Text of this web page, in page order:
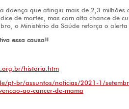
doença que atingiu mais de 2,3
de mortes, mas com alta chance de
o Ministério da Saúde reforça o
essa causa!!
historia.htm
pt-br/assuntos/noticias/2021-1/
ao-cancer-de-mama